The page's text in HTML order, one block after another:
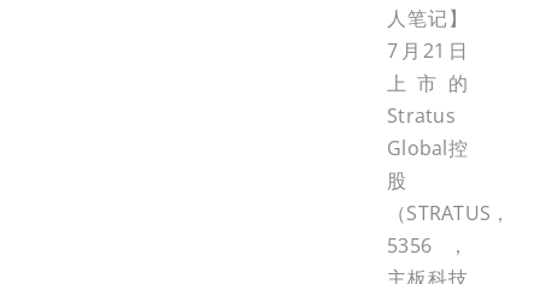
人笔记】
7月21日
上市的
Stratus
Global控
股
（STRATUS，
5356，
主板科技